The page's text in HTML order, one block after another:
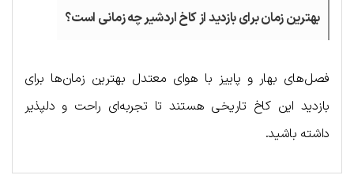
بهترین زمان برای بازدید از کاخ اردشیر چه زمانی است؟
فصل‌های بهار و پاییز با هوای معتدل بهترین زمان‌ها برای
بازدید این کاخ تاریخی هستند تا تجربه‌ای راحت و دلپذیر
داشته باشید.